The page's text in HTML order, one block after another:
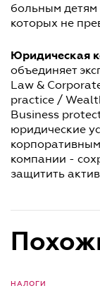
больным
которых не
Юридическая
объединяет
Law &
practice /
Business
юридические
компании -
защитить
НАЛОГИ